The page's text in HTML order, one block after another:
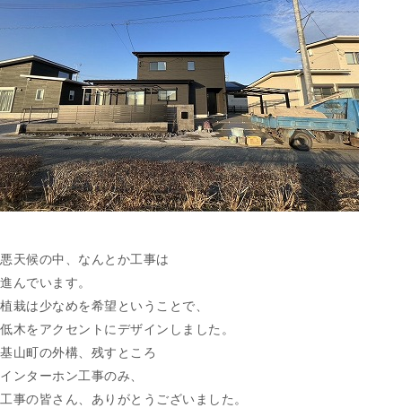
悪天候の中、なんとか工事は
進んでいます。
植栽は少なめを希望ということで、
低木をアクセントにデザインしました。
基山町の外構、残すところ
インターホン工事のみ、
工事の皆さん、ありがとうございました。